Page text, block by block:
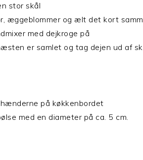
stor skål
æggeblommer og ælt det kort
med dejkroge på
er samlet og tag dejen ud af
på køkkenbordet
med en diameter på ca. 5 cm.